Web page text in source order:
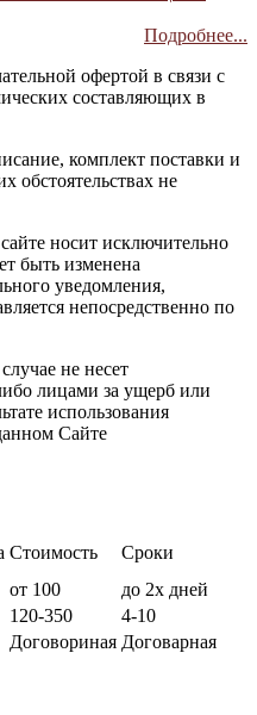
Подробнее...
офертой в связи с
составляющих в
комплект поставки и
обстоятельствах не
носит исключительно
быть изменена
уведомления,
непосредственно по
не несет
лицами за ущерб или
использования
Сайте
Стоимость
Сроки
от 100
до 2х дней
120-350
4-10
Договориная Договарная